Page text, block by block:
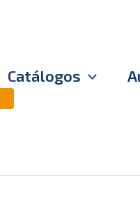
Catálogos